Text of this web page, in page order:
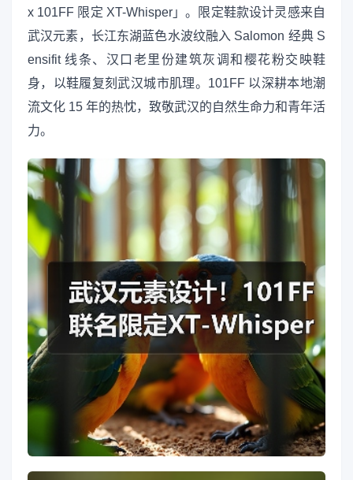
x 101FF 限定 XT-Whisper」。限定鞋款设计灵感来自
武汉元素，长江东湖蓝色水波纹融入 Salomon 经典 S
ensifit 线条、汉口老里份建筑灰调和樱花粉交映鞋
身，以鞋履复刻武汉城市肌理。101FF 以深耕本地潮
流文化 15 年的热忱，致敬武汉的自然生命力和青年活
力。